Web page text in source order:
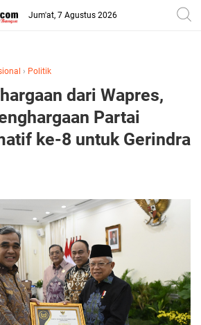
Jum'at, 7 Agustus 2026
› Politik
dari Wapres,
Partai
ke-8 untuk Gerindra